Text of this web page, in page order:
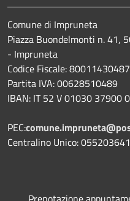
Comune di Impruneta
Piazza Buondelmonti n. 41,
- Impruneta
Codice Fiscale: 80011430487
Partita IVA: 00628510489
IBAN: IT 52 V 01030 37900
PEC:
Centralino Unico: 055203641